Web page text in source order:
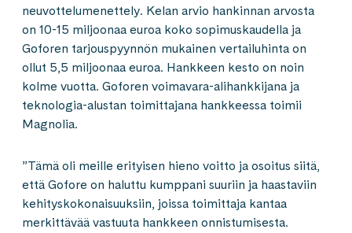
neuvottelumenettely. Kelan arvio hankinnan arvosta
on 10-15 miljoonaa euroa koko sopimuskaudella ja
Goforen tarjouspyynnön mukainen vertailuhinta on
ollut 5,5 miljoonaa euroa. Hankkeen kesto on noin
kolme vuotta. Goforen voimavara-alihankkijana ja
teknologia-alustan toimittajana hankkeessa toimii
Magnolia.
”Tämä oli meille erityisen hieno voitto ja osoitus siitä,
että Gofore on haluttu kumppani suuriin ja haastaviin
kehityskokonaisuuksiin, joissa toimittaja kantaa
merkittävää vastuuta hankkeen onnistumisesta.